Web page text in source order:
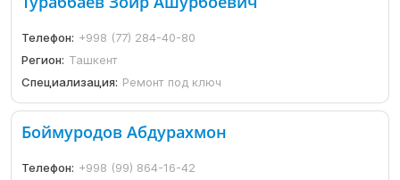
Телефон: +998 (77) 284-40-80
Регион: Ташкент
Специализация: Ремонт под ключ
Боймуродов Абдурахмон
Телефон: +998 (99) 864-16-42